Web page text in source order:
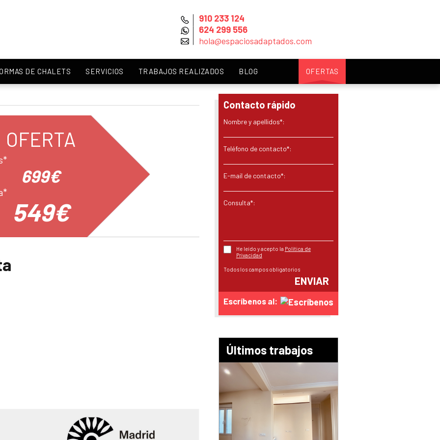
910 233 124
624 299 556
hola@espaciosadaptados.com
DE CHALETS SERVICIOS
FONTANERÍA Y CALEFACCIÓN
ELECTRICIDAD E
CARPINTERÍA DE ALUMINIO-
PVC
TRABAJOS REALIZADOS BLOG OFERTAS
OFERTA
699€
549€
Contacto rápido
Nombre y apellidos*:
Teléfono de contacto*:
E-mail de contacto*:
Consulta*:
He leído y acepto la Política de
Privacidad
Todos los campos obligatorios
ENVIAR
Escríbenos al:
Últimos trabajos